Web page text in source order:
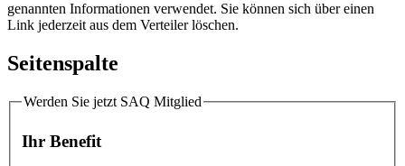
genannten Informationen verwendet. Sie können sich über einen
Link jederzeit aus dem Verteiler löschen.
Seitenspalte
Werden Sie jetzt SAQ Mitglied
Ihr Benefit